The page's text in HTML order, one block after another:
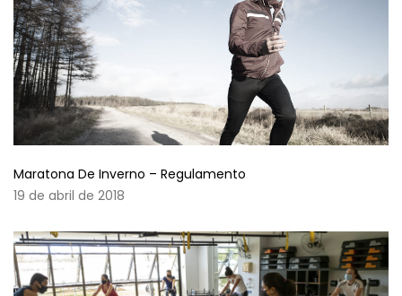
Maratona De Inverno – Regulamento
19 de abril de 2018